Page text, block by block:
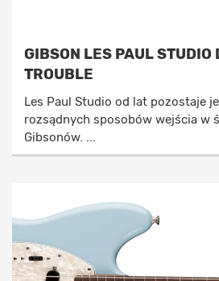
GIBSON LES PAUL STUDIO
TROUBLE
Les Paul Studio od lat pozostaje
rozsądnych sposobów wejścia w
Gibsonów. ...